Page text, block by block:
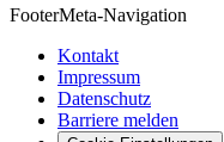
FooterMeta-Navigation
Kontakt
Impressum
Datenschutz
Barriere melden